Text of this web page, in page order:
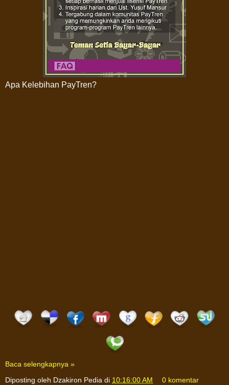
Apa Kelebihan PayTren?
Baca selengkapnya »
Diposting oleh Dzakiron Pedia di 10:16:00 AM 0 komentar